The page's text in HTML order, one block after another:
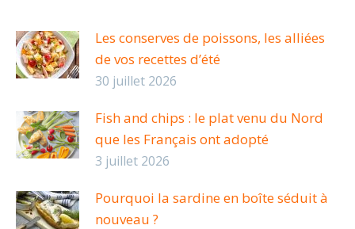
Les conserves de poissons, les alliées
de vos recettes d’été
30 juillet 2026
Fish and chips : le plat venu du Nord
que les Français ont adopté
3 juillet 2026
Pourquoi la sardine en boîte séduit à
nouveau ?